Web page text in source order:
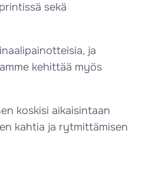
sekä
ja
kehittää myös
koskisi aikaisintaan
kahtia ja rytmittämisen